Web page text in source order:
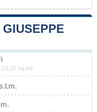
(11,37 sq mi)